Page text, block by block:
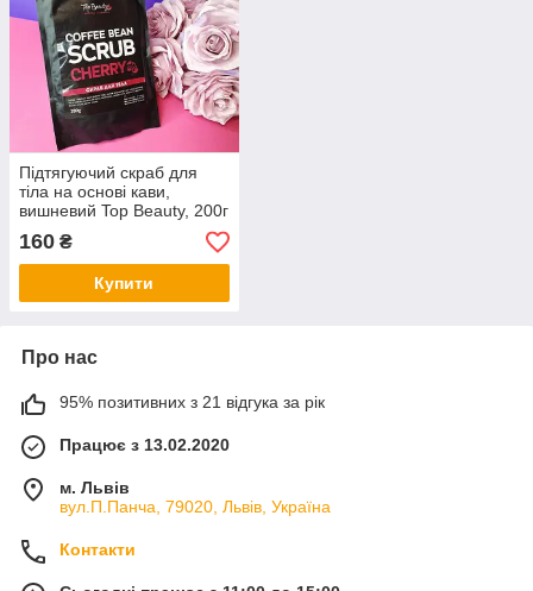
Підтягуючий скраб для
тіла на основі кави,
вишневий Top Beauty, 200г
160 ₴
Купити
Про нас
95% позитивних з 21 відгука за рік
Працює з 13.02.2020
м. Львів
вул.П.Панча, 79020, Львів, Україна
Контакти